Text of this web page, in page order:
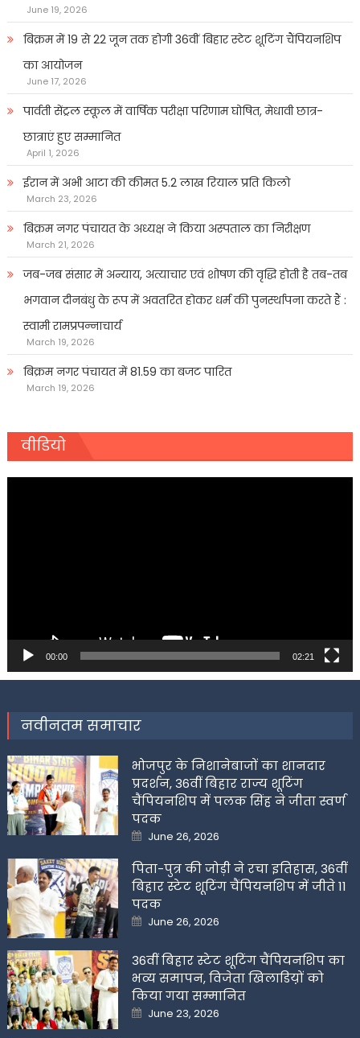
June 19, 2026
बिक्रम में 19 से 22 जून तक होगी 36वीं बिहार स्टेट शूटिंग चैंपियनशिप
का आयोजन
June 17, 2026
पार्वती सेंट्रल स्कूल में वार्षिक परीक्षा परिणाम घोषित, मेधावी छात्र-
छात्राएं हुए सम्मानित
April 1, 2026
ईरान में अभी आटा की कीमत 5.2 लाख रियाल प्रति किलो
March 23, 2026
बिक्रम नगर पंचायत के अध्यक्ष ने किया अस्पताल का निरीक्षण
March 21, 2026
जब-जब संसार में अन्याय, अत्याचार एवं शोषण की वृद्धि होती है तब-तब
भगवान दीनबंधु के रूप में अवतरित होकर धर्म की पुनर्स्थापना करते हैं :
स्वामी रामप्रपन्नाचार्य
March 19, 2026
बिक्रम नगर पंचायत में 81.59 का बजट पारित
March 19, 2026
वीडियो
00:00 02:21
नवीनतम समाचार
भोजपुर के निशानेबाजों का शानदार
प्रदर्शन, 36वीं बिहार राज्य शूटिंग
चैंपियनशिप में पलक सिंह ने जीता स्वर्ण
पदक
Posted
on
June 26, 2026
पिता-पुत्र की जोड़ी ने रचा इतिहास, 36वीं
बिहार स्टेट शूटिंग चैंपियनशिप में जीते 11
पदक
Posted
on
June 26, 2026
36वीं बिहार स्टेट शूटिंग चैंपियनशिप का
भव्य समापन, विजेता खिलाडिय़ों को
किया गया सम्मानित
Posted
on
June 23, 2026